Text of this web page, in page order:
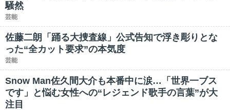
騒然
芸能
佐藤二朗「踊る大捜査線」公式告知で浮き彫りとな
った“全カット要求”の本気度
芸能
Snow Man佐久間大介も本番中に涙…「世界一ブス
です」と悩む女性への“レジェンド歌手の言葉”が大
注目